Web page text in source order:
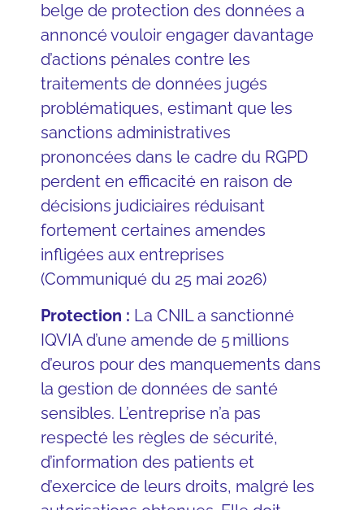
belge de protection des données a
annoncé vouloir engager davantage
d’actions pénales contre les
traitements de données jugés
problématiques, estimant que les
sanctions administratives
prononcées dans le cadre du RGPD
perdent en efficacité en raison de
décisions judiciaires réduisant
fortement certaines amendes
infligées aux entreprises
(Communiqué du 25 mai 2026)
Protection : La CNIL a sanctionné
IQVIA d’une amende de 5 millions
d’euros pour des manquements dans
la gestion de données de santé
sensibles. L’entreprise n’a pas
respecté les règles de sécurité,
d’information des patients et
d’exercice de leurs droits, malgré les